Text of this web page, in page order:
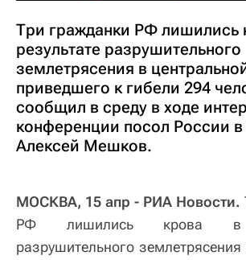
Три гражданки РФ лишились
результате разрушительного
землетрясения в
приведшего к гибели 294
сообщил в среду в ходе
конференции посол России
Алексей Мешков.
МОСКВА, 15 апр - РИА Новости.
РФ лишились крова в
разрушительного